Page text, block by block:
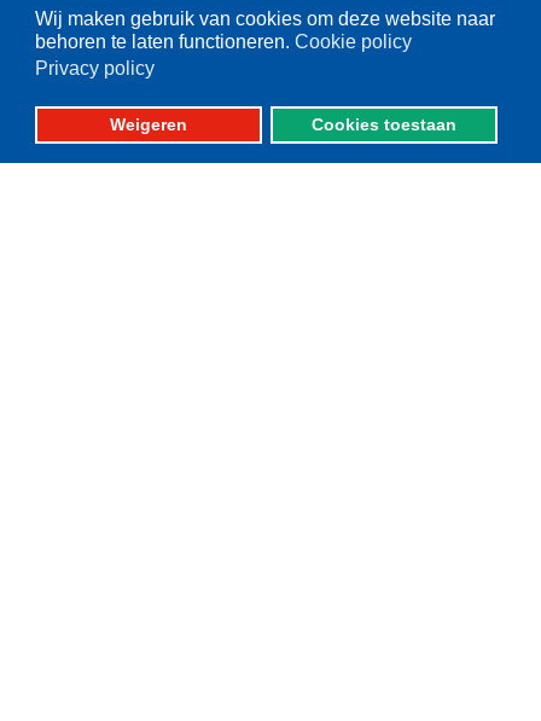
Wij maken gebruik van cookies om deze website naar
behoren te laten functioneren. Cookie policy
Privacy policy
Weigeren Cookies toestaan
Pulsvisserij
Innovatie
Algemeen/Overig beleid
Vissers voor schone zee
Op deze website